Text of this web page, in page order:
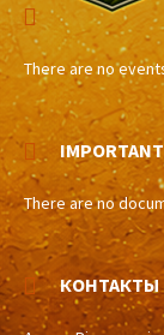
There are no
There are no
КОНТАКТЫ